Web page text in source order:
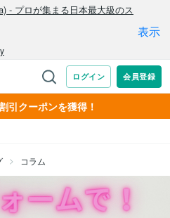
引クーポンを獲得！
コラム